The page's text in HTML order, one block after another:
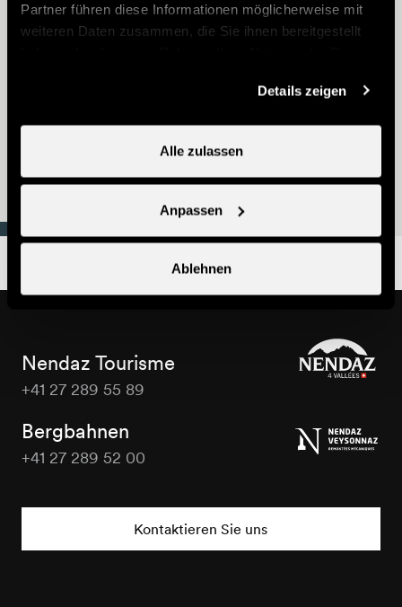
Partner führen diese Informationen möglicherweise mit
weiteren Daten zusammen, die Sie ihnen bereitgestellt
Details zeigen
Alle zulassen
Anpassen
Ablehnen
GenussTour Sommer
Nendaz Trekking
Nendaz Tourisme
+41 27 289 55 89
Bergbahnen
+41 27 289 52 00
Kontaktieren Sie uns